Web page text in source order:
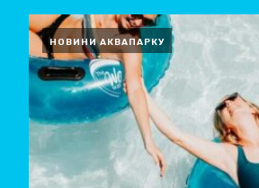
НОВИНИ АКВАПАРКУ